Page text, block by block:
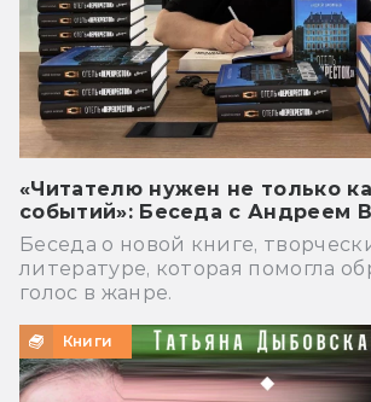
«Читателю нужен не только
событий»: Беседа с Андреем
Беседа о новой книге,
литературе, которая помогла
голос в жанре.
Книги